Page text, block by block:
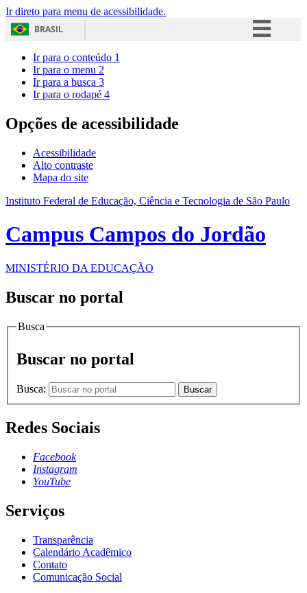
Ir direto para menu de acessibilidade.
BRASIL
Acesso à informação
Ir para o conteúdo 1
Ir para o menu 2
Ir para a busca 3
Ir para o rodapé 4
Opções de acessibilidade
Acessibilidade
Alto contraste
Mapa do site
Instituto Federal de Educação, Ciência e Tecnologia de São Paulo
Campus Campos do Jordão
MINISTÉRIO DA EDUCAÇÃO
Buscar no portal
Busca
Buscar no portal
Busca: Buscar
Redes Sociais
Facebook
Instagram
YouTube
Serviços
Transparência
Calendário Acadêmico
Contato
Comunicação Social